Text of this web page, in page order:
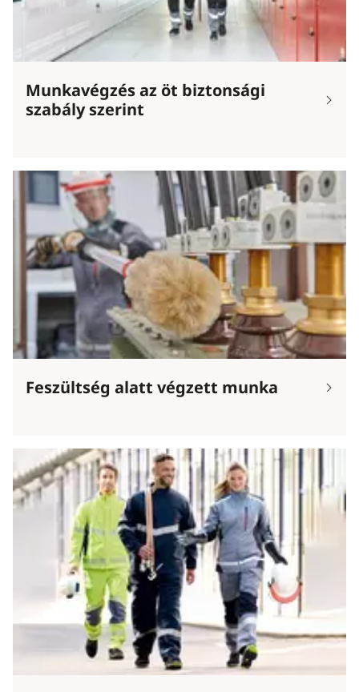
Munkavégzés az öt biztonsági
szabály szerint
Feszültség alatt végzett munka